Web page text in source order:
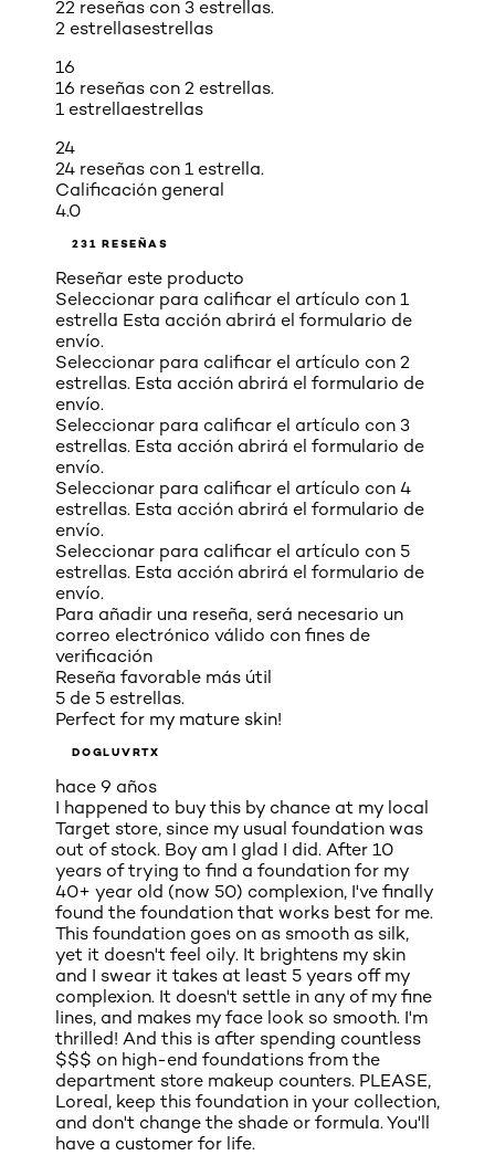
22 reseñas con 3 estrellas.
2 estrellasestrellas
16
16 reseñas con 2 estrellas.
1 estrellaestrellas
24
24 reseñas con 1 estrella.
Calificación general
4.0
231 RESEÑAS
Reseñar este producto
Seleccionar para calificar el artículo con 1
estrella Esta acción abrirá el formulario de
envío.
Seleccionar para calificar el artículo con 2
estrellas. Esta acción abrirá el formulario de
envío.
Seleccionar para calificar el artículo con 3
estrellas. Esta acción abrirá el formulario de
envío.
Seleccionar para calificar el artículo con 4
estrellas. Esta acción abrirá el formulario de
envío.
Seleccionar para calificar el artículo con 5
estrellas. Esta acción abrirá el formulario de
envío.
Para añadir una reseña, será necesario un
correo electrónico válido con fines de
verificación
Reseña favorable más útil
5 de 5 estrellas.
Perfect for my mature skin!
DOGLUVRTX
hace 9 años
I happened to buy this by chance at my local
Target store, since my usual foundation was
out of stock. Boy am I glad I did. After 10
years of trying to find a foundation for my
40+ year old (now 50) complexion, I've finally
found the foundation that works best for me.
This foundation goes on as smooth as silk,
yet it doesn't feel oily. It brightens my skin
and I swear it takes at least 5 years off my
complexion. It doesn't settle in any of my fine
lines, and makes my face look so smooth. I'm
thrilled! And this is after spending countless
$$$ on high-end foundations from the
department store makeup counters. PLEASE,
Loreal, keep this foundation in your collection,
and don't change the shade or formula. You'll
have a customer for life.